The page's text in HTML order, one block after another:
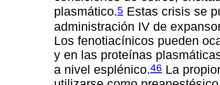
plasmático.5 Estas crisis se
administración IV de
Los fenotiacínicos pueden
y en las proteínas
a nivel esplénico.46 La